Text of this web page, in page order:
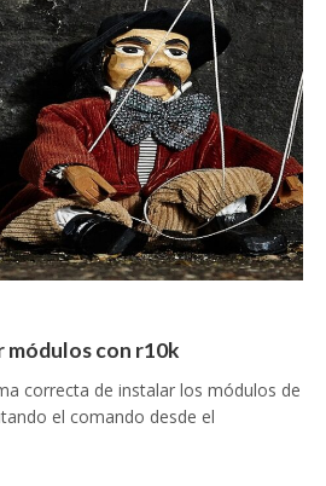
módulos con r10k
correcta de instalar los módulos de
el comando desde el